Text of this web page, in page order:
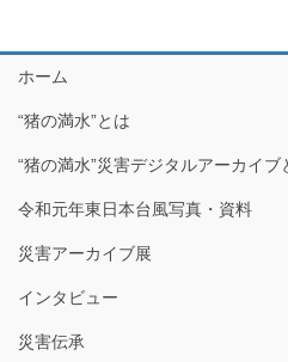
ホーム
“猪の満水”とは
“猪の満水”災害デジタルアーカイブ
令和元年東日本台風写真・資料
災害アーカイブ展
インタビュー
災害伝承